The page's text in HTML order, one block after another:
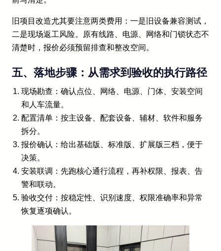
旧项目改造尤其要注意两类费用：一是旧设备兼容测试，
二是现场返工风险。原有线路、电源、网络和门锁状态不
清楚时，报价必须预留排查和整改空间。
五、落地步骤：从需求到验收的执行路径
现场勘查：确认点位、网络、电源、门体、安装空间
和人车流量。
配置清单：按主设备、配套设备、辅材、软件和服务
拆分。
报价确认：给出基础版、标准版、扩展版三档，便于
决策。
安装联调：先跑核心通行流程，再补权限、报表、告
警和联动。
验收交付：按稳定性、识别速度、权限准确率和异常
恢复逐项确认。